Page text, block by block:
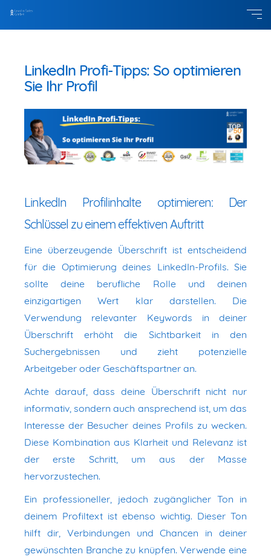
LinkedIn Profi-Tipps: So optimieren
Sie Ihr Profil
LinkedIn Profilinhalte optimieren: Der
Schlüssel zu einem effektiven Auftritt
Eine überzeugende Überschrift ist entscheidend
für die Optimierung deines LinkedIn-Profils. Sie
sollte deine berufliche Rolle und deinen
einzigartigen Wert klar darstellen. Die
Verwendung relevanter Keywords in deiner
Überschrift erhöht die Sichtbarkeit in den
Suchergebnissen und zieht potenzielle
Arbeitgeber oder Geschäftspartner an.
Achte darauf, dass deine Überschrift nicht nur
informativ, sondern auch ansprechend ist, um das
Interesse der Besucher deines Profils zu wecken.
Diese Kombination aus Klarheit und Relevanz ist
der erste Schritt, um aus der Masse
hervorzustechen.
Ein professioneller, jedoch zugänglicher Ton in
deinem Profiltext ist ebenso wichtig. Dieser Ton
hilft dir, Verbindungen und Chancen in deiner
gewünschten Branche zu knüpfen. Verwende eine